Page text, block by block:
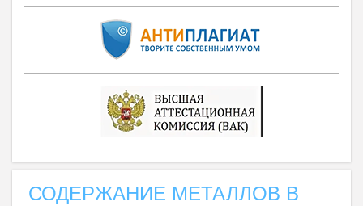
СОДЕРЖАНИЕ МЕТАЛЛОВ В